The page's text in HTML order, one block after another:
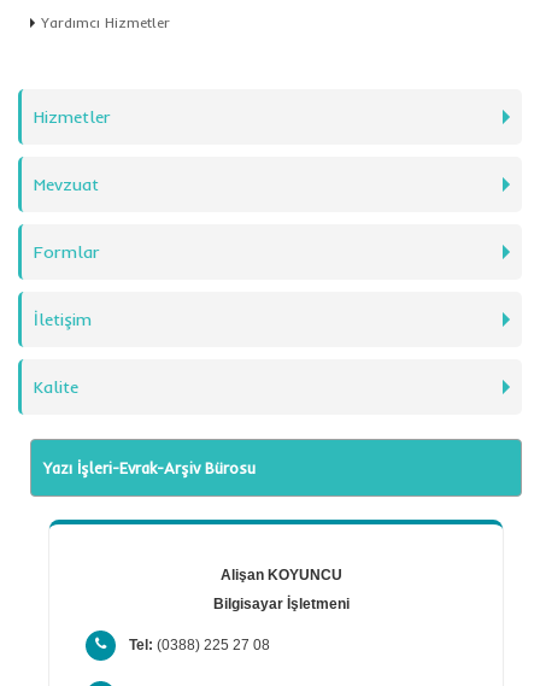
Yardımcı Hizmetler
Hizmetler
Mevzuat
Formlar
İletişim
Kalite
Yazı İşleri-Evrak-Arşiv Bürosu
Alişan KOYUNCU
Bilgisayar İşletmeni
Tel: (0388) 225 27 08